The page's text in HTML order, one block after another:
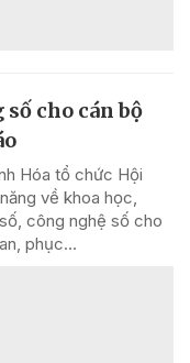
cho cán bộ
Hóa tổ chức Hội
về khoa học,
công nghệ số cho
phục...